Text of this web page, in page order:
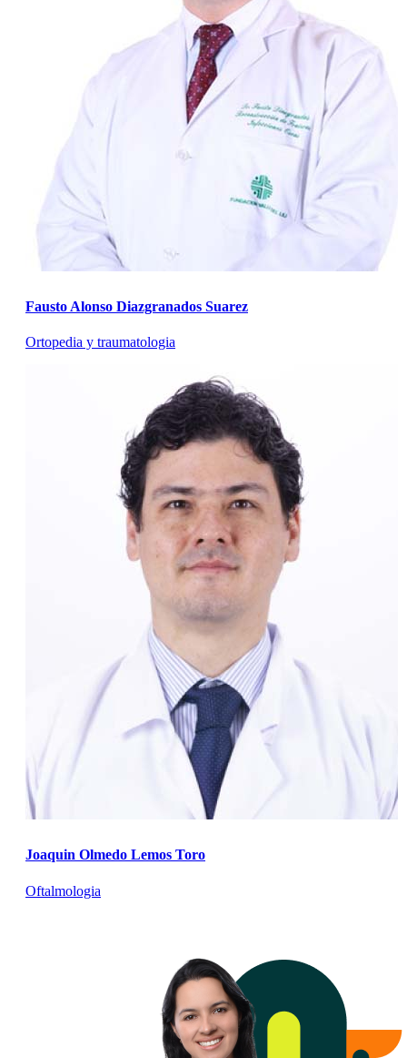
Fausto Alonso Diazgranados Suarez
Ortopedia y traumatologia
Joaquin Olmedo Lemos Toro
Oftalmologia